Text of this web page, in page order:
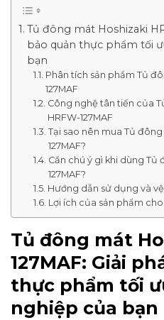
Tủ đông mát Hoshizaki
bảo quản thực phẩm tối
bạn
Phân tích sản phẩm Tủ
127MAF
Công nghệ tân tiến của
HRFW-127MAF
Tại sao nên mua Tủ
127MAF?
Cần chú ý gì khi dùng Tủ
127MAF?
Hướng dẫn sử dụng và
Lợi ích của sản phẩm
Tủ đông mát
127MAF: Giải
thực phẩm tối
nghiệp của bạn